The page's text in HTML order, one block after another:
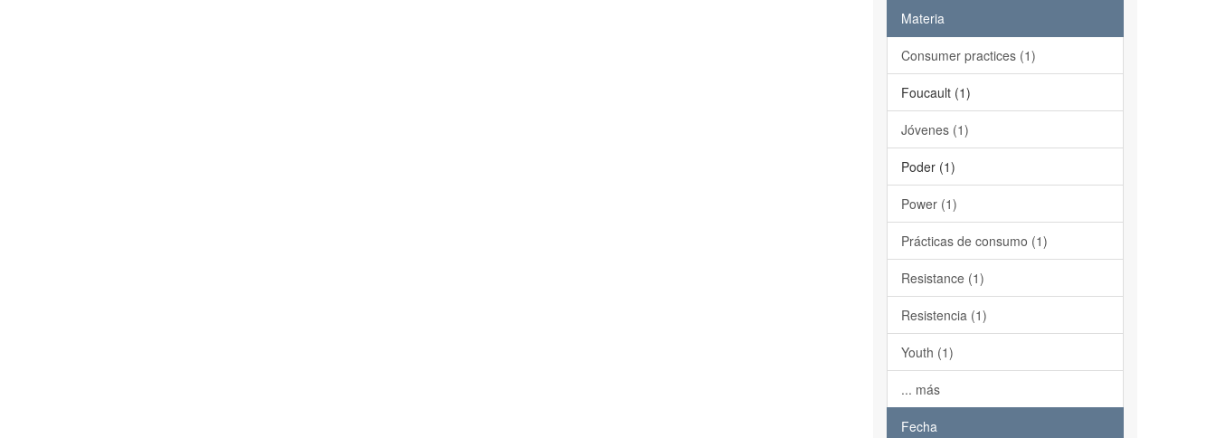
Materia
Consumer practices (1)
Foucault (1)
Jóvenes (1)
Poder (1)
Power (1)
Prácticas de consumo (1)
Resistance (1)
Resistencia (1)
Youth (1)
... más
Fecha